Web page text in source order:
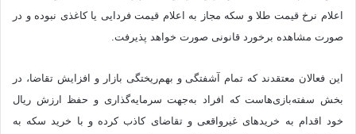
اعلام نرخ قیمت طلا و سکه مجاز به اعلام قیمت فردایی یا کاغذی نبوده و در
صورت مشاهده برخورد قانونی صورت خواهد پذیرفت.
این فعالان معتقدند که تمام آشفتگی و بهم‌ریختگی بازار و افزایش تقاضا، در
بخش سفته‌بازی‌هاست که افراد به‌جهت سرمایه‌گذاری و حفظ ارزش ریال
خود اقدام به خریدهای غیرواقعی و تقاضای کاذب کرده و با خرید سکه به